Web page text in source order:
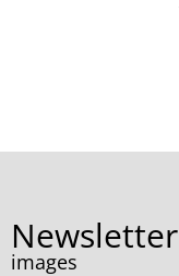
Newsletter
images